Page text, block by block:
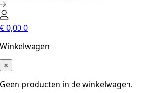
€0,000
Winkelwagen
×
Geen producten in de winkelwagen.